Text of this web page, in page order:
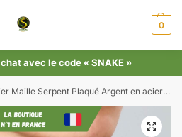
0
avec le code « SNAKE »
Maille Serpent Plaqué Argent en acier inoxydable